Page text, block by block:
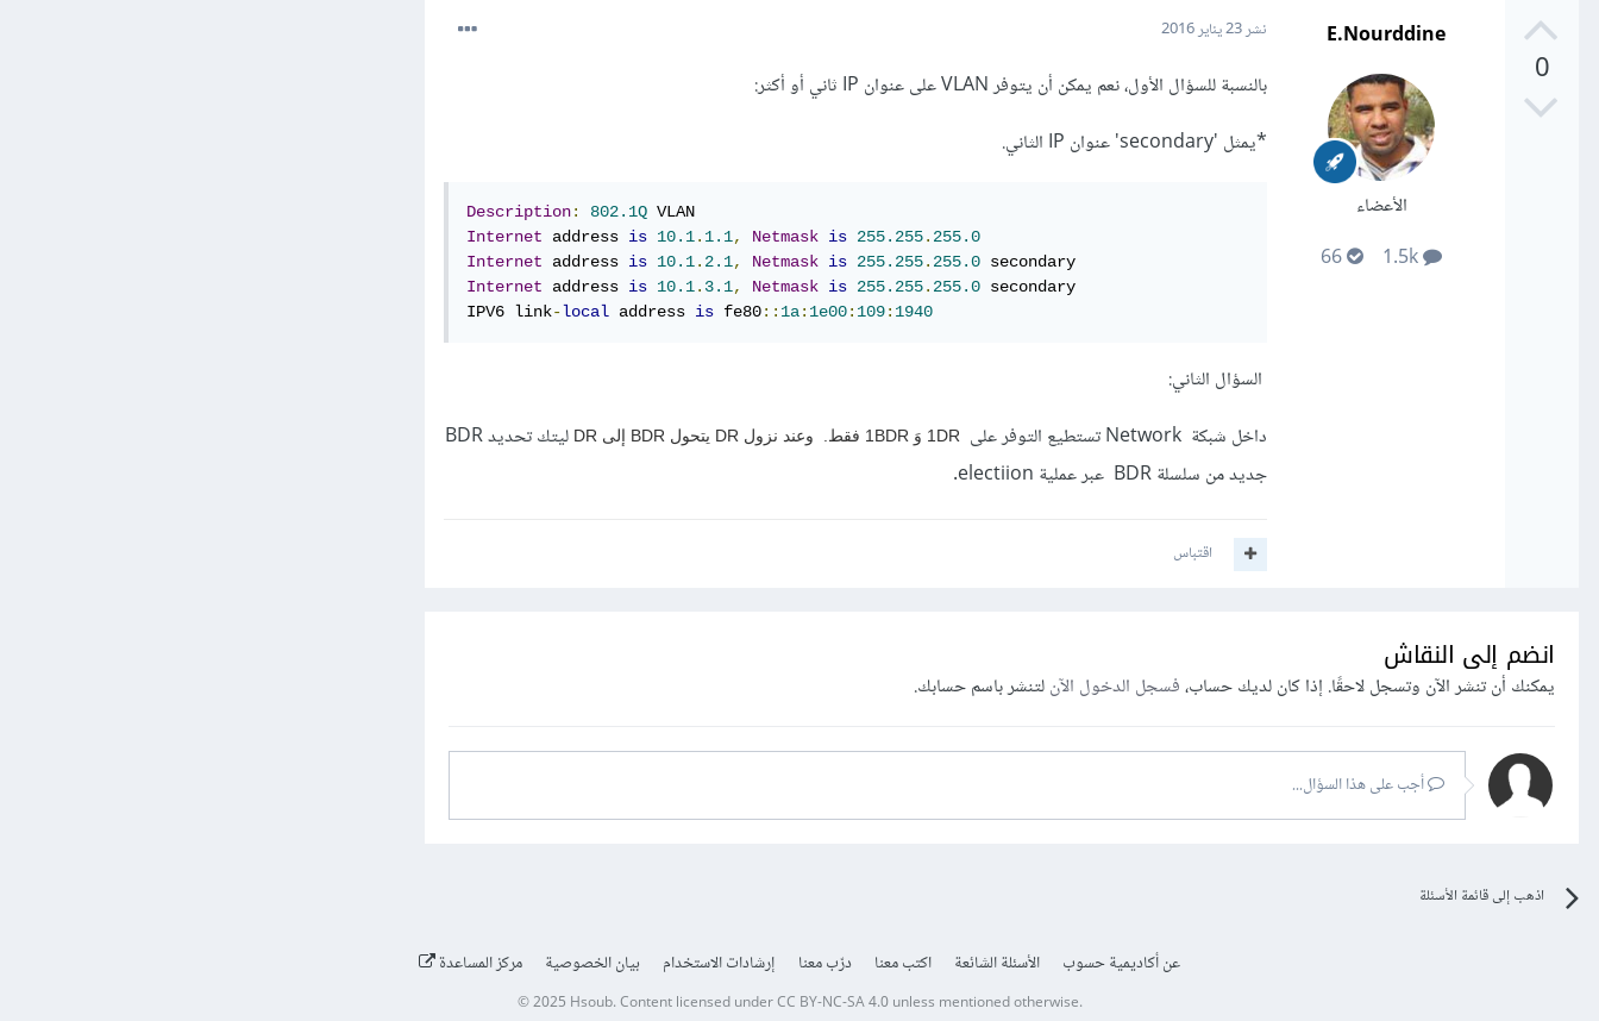
0
E.Nourddine
الأعضاء
نشر23 يناير 2016
بالنسبة للسؤال الأول، نعم يمكن أن يتوفر VLAN على عنوان IP ثاني أو أكثر:
*يمثل 'secondary' عنوان IP الثاني.
Description: 802.1Q
Internet address is 10.1. 1.1, Netmask is 255.255. 255.0
Internet address is 10.1. 2.1, Netmask is 255.255. 255.0
Internet address is 10.1. 3.1, Netmask is 255.255. 255.0 secondary
IPV6 link-local address is fe80:: 1a: 1e00: 109: 1940
السؤال الثاني:
داخل شبكة Network تستطيع التوفر على
1DR وَ 1BDR فقط. وعند نزول DR يتحول BDR إلى DR
ليتك تحديد BDR
جديد من سلسلة BDR عبر عملية electiion.
اقتباس
انضم إلى النقاش
يمكنك أن تنشر الآن وتسجل لاحقًا. إذا كان لديك حساب،فسجل الدخول الآنلتنشر باسم حسابك.
أجب على هذا السؤال...
اذهب إلى قائمة الأسئلة
عن أكاديمية حسوب الأسئلة الشائعة اكتب معنا درّب معنا إرشادات الاستخدام بيان الخصوصية مركز المساعدة
© 2025 Hsoub.Content licensed underCC BY-NC-SA 4.0unless mentioned otherwise.